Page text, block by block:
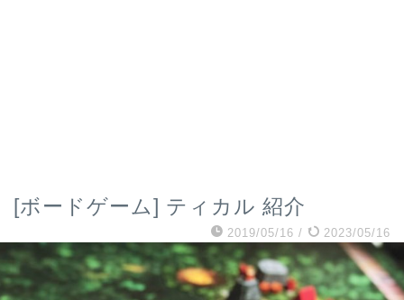
[ボードゲーム] ティカル 紹介
2019/05/16 / 2023/05/16